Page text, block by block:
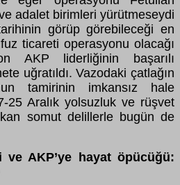
adalet birimleri yürütmeseydi
görüp görebileceği en
ticareti operasyonu olacağı
AKP liderliğinin başarılı
uğratıldı. Vazodaki çatlağın
tamirinin imkansız hale
25 Aralık yolsuzluk ve rüşvet
somut delillerle bugün de
AKP’ye hayat öpücüğü: